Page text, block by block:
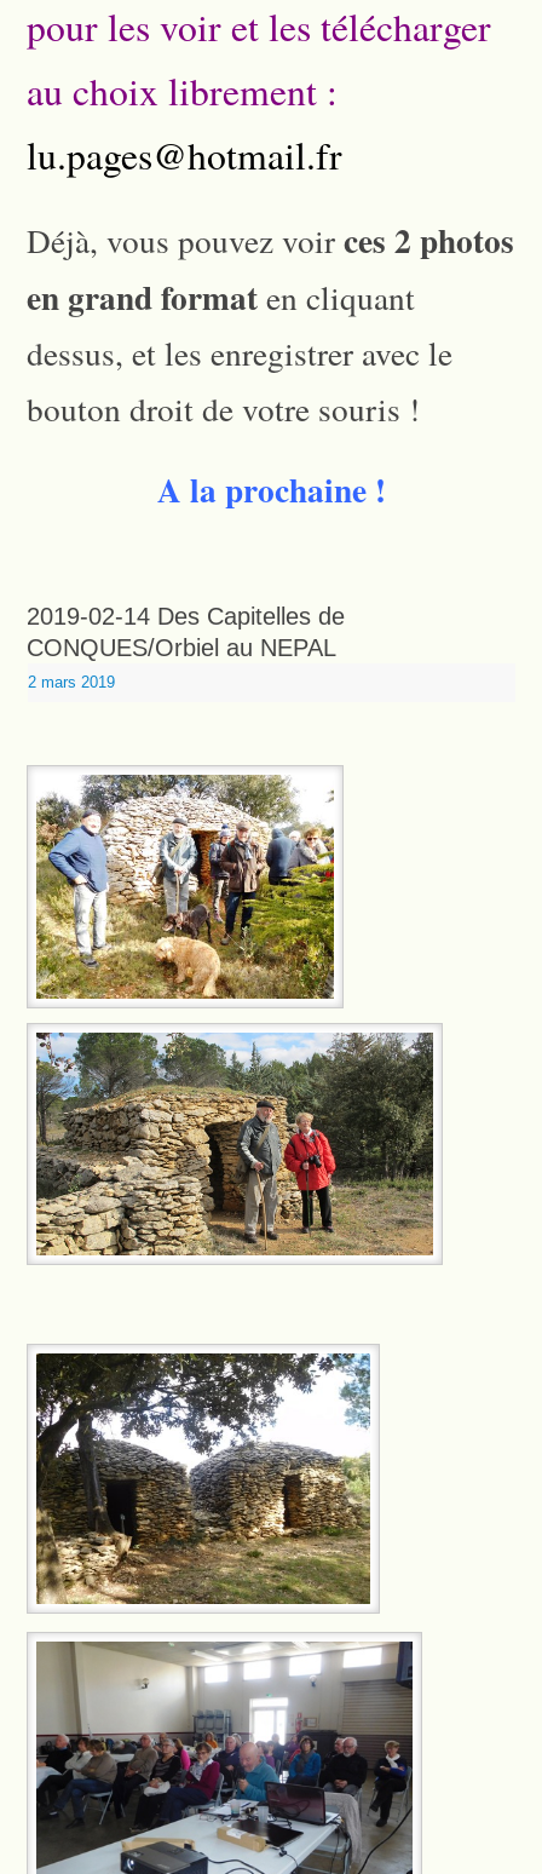
pour les voir et les télécharger
au choix librement :
lu.pages@hotmail.fr
Déjà, vous pouvez voirces 2 photos
en grand formaten cliquant
dessus, et les enregistrer avec le
bouton droit de votre souris !
A la prochaine !
2019-02-14 Des Capitelles de
CONQUES/Orbiel au NEPAL
2 mars 2019